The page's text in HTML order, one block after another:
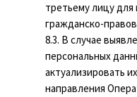
третьему лицу для
гражданско-
8.3. В случае
персональных
актуализировать
направления